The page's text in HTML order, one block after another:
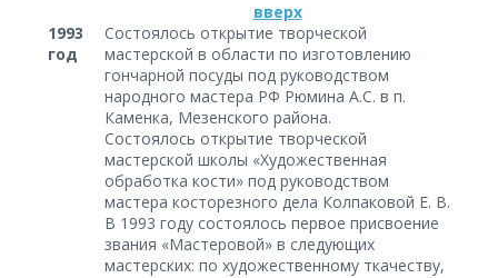
вверх
1993
год
Состоялось открытие творческой
мастерской в области по изготовлению
гончарной посуды под руководством
народного мастера РФ Рюмина А.С. в п.
Каменка, Мезенского района.
Состоялось открытие творческой
мастерской школы «Художественная
обработка кости» под руководством
мастера косторезного дела Колпаковой Е. В.
В 1993 году состоялось первое присвоение
звания «Мастеровой» в следующих
мастерских: по художественному ткачеству,